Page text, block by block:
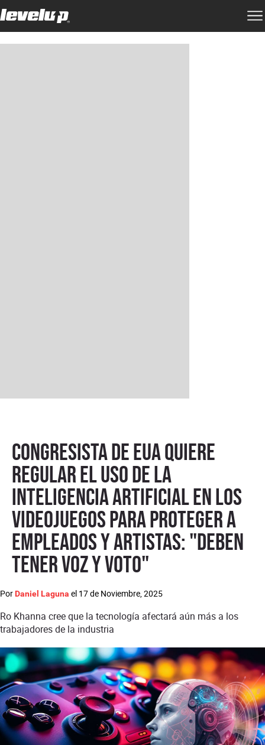
Congresista de EUA quiere
regular el uso de la
inteligencia artificial en los
videojuegos para proteger a
empleados y artistas: "deben
tener voz y voto"
Por Daniel Laguna el 17 de Noviembre, 2025
Ro Khanna cree que la tecnología afectará aún más a los
trabajadores de la industria